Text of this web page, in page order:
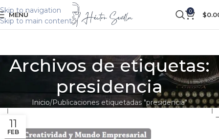
Skip to navigation
Skip to main content
MENÚ 0 $
Archivos de etiquetas:
presidencia
Inicio Publicaciones etiquetadas "presidencia"
11
FEB